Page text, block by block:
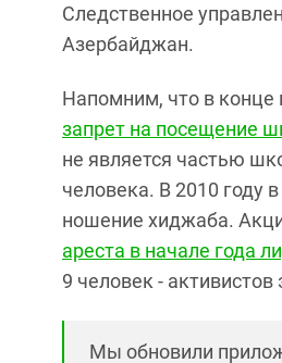
Следственное
Азербайджан.
Напомним, что в конце
запрет на посещение
не является частью
человека. В 2010 году
ношение хиджаба.
ареста в начале года
9 человек -
Мы обновили